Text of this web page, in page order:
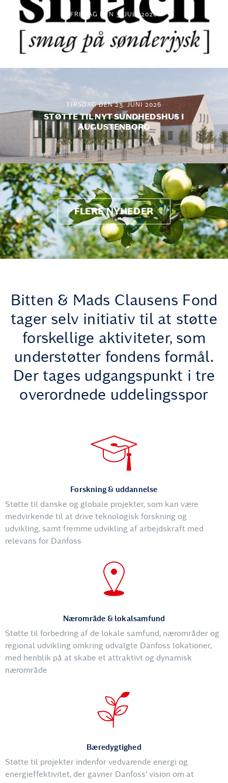
FREDAG DEN 3. JULI 2026
SMACH – NY GASTRONOMISK FESTIVAL
TIRSDAG DEN 23. JUNI 2026
STØTTE TIL NYT SUNDHEDSHUS I
AUGUSTENBORG
FLERE NYHEDER
Bitten & Mads Clausens Fond
tager selv initiativ til at støtte
forskellige aktiviteter, som
understøtter fondens formål.
Der tages udgangspunkt i tre
overordnede uddelingsspor
Forskning & uddannelse
Støtte til danske og globale projekter, som kan være
medvirkende til at drive teknologisk forskning og
udvikling, samt fremme udvikling af arbejdskraft med
relevans for Danfoss
Nærområde & lokalsamfund
Støtte til forbedring af de lokale samfund, nærområder og
regional udvikling omkring udvalgte Danfoss lokationer,
med henblik på at skabe et attraktivt og dynamisk
nærområde
Bæredygtighed
Støtte til projekter indenfor vedvarende energi og
energieffektivitet, der gavner Danfoss' vision om at